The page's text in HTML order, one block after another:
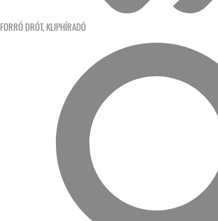
FORRÓ DRÓT, KLIPHÍRADÓ